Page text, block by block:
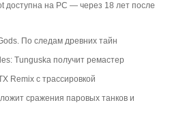
доступна на PC — через 18 лет после
По следам древних тайн
Tunguska получит ремастер
Remix с трассировкой
сражения паровых танков и